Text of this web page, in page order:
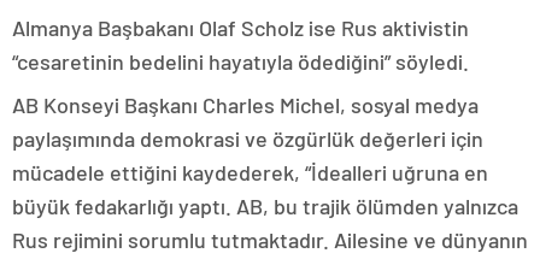
Almanya Başbakanı Olaf Scholz ise Rus aktivistin
“cesaretinin bedelini hayatıyla ödediğini” söyledi.
AB Konseyi Başkanı Charles Michel, sosyal medya
paylaşımında demokrasi ve özgürlük değerleri için
mücadele ettiğini kaydederek, “İdealleri uğruna en
büyük fedakarlığı yaptı. AB, bu trajik ölümden yalnızca
Rus rejimini sorumlu tutmaktadır. Ailesine ve dünyanın